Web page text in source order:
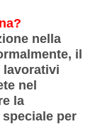
nella
il
lavorativi
nel
la
per